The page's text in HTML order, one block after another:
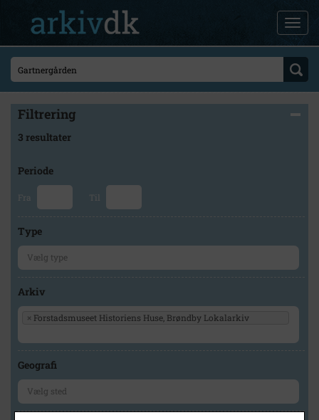
Filtrering
3 resultater
Periode
Fra Til
Type
Arkiv
× Forstadsmuseet Historiens Huse, Brøndby Lokalarkiv
Geografi